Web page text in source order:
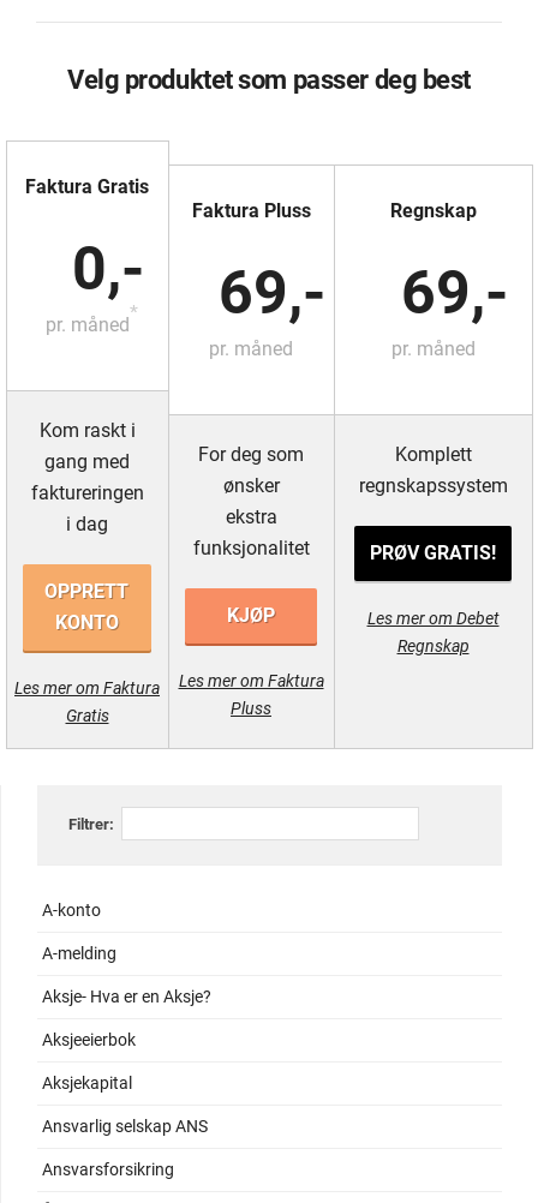
Velg produktet som passer deg best
Faktura Gratis
0,-
pr. måned
*
Kom raskt i
gang med
faktureringen
i dag
OPPRETT
KONTO
Les mer om Faktura
Gratis
Faktura Pluss
69,-
pr. måned
For deg som
ønsker
ekstra
funksjonalitet
KJØP
Les mer om Faktura
Pluss
Regnskap
69,-
pr. måned
Komplett
regnskapssystem
PRØV GRATIS!
Les mer om Debet
Regnskap
Filtrer:
A-konto
A-melding
Aksje- Hva er en Aksje?
Aksjeeierbok
Aksjekapital
Ansvarlig selskap ANS
Ansvarsforsikring